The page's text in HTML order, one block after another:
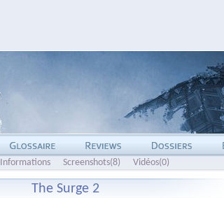
Informations Screenshots(8) Vidéos(0)
The Surge 2